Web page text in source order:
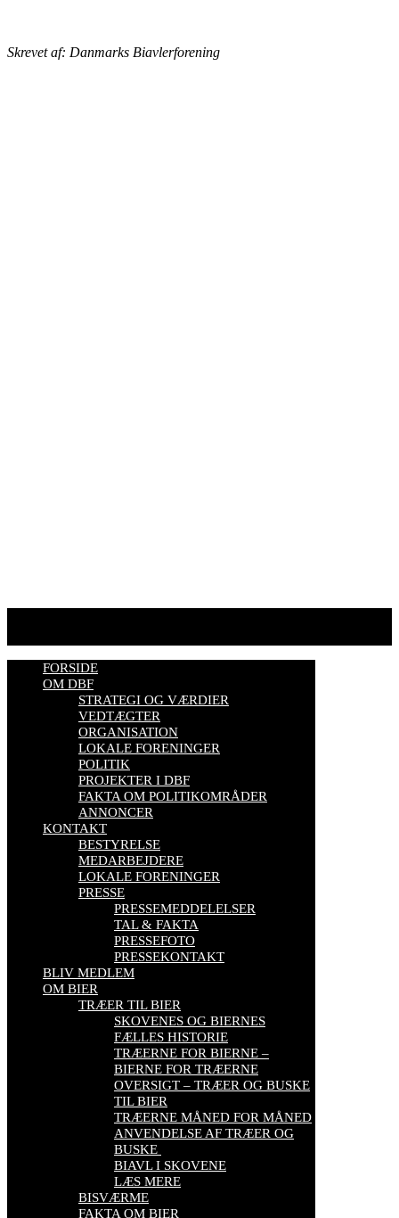
Skrevet af: Danmarks Biavlerforening
FORSIDE
OM DBF
STRATEGI OG VÆRDIER
VEDTÆGTER
ORGANISATION
LOKALE FORENINGER
POLITIK
PROJEKTER I DBF
FAKTA OM POLITIKOMRÅDER
ANNONCER
KONTAKT
BESTYRELSE
MEDARBEJDERE
LOKALE FORENINGER
PRESSE
PRESSEMEDDELELSER
TAL & FAKTA
PRESSEFOTO
PRESSEKONTAKT
BLIV MEDLEM
OM BIER
TRÆER TIL BIER
SKOVENES OG BIERNES
FÆLLES HISTORIE
TRÆERNE FOR BIERNE –
BIERNE FOR TRÆERNE
OVERSIGT – TRÆER OG BUSKE
TIL BIER
TRÆERNE MÅNED FOR MÅNED
ANVENDELSE AF TRÆER OG
BUSKE
BIAVL I SKOVENE
LÆS MERE
BISVÆRME
FAKTA OM BIER